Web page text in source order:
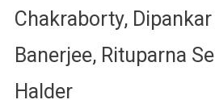
Chakraborty,
Banerjee, Rituparna
Halder